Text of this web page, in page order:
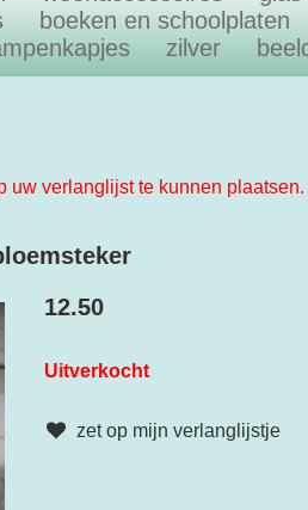
boeken en schoolplaten
zilver
uw verlanglijst te kunnen plaatsen.
12.50
Uitverkocht
zet op mijn verlanglijstje